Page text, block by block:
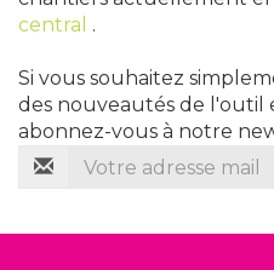
central .
Si vous souhaitez
des nouveautés de l'outil
abonnez-vous à notre